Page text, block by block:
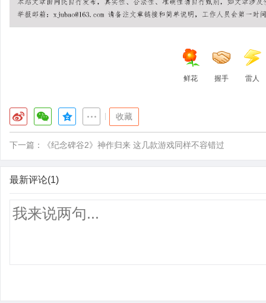
鲜花 握手 雷人
收藏
下一篇： 《纪念碑谷2》神作归来 这几款游戏同样不容错过
最新评论(1)